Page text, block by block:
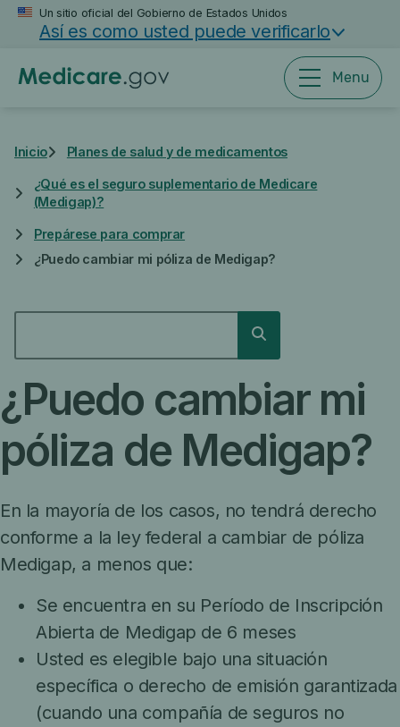
Saltar
principal
Un sitio oficial del Gobierno de Estados Unidos
Así es como usted puede verificarlo
Menu
Inicio Planes de salud y de medicamentos
¿Qué es el seguro suplementario de Medicare
(Medigap)?
Prepárese para comprar
¿Puedo cambiar mi póliza de Medigap?
Buscar
¿Puedo cambiar mi
póliza de Medigap?
En la mayoría de los casos, no tendrá derecho
conforme a la ley federal a cambiar de póliza
Medigap, a menos que:
Se encuentra en su Período de Inscripción
Abierta de Medigap de 6 meses
Usted es elegible bajo una situación
específica o derecho de emisión garantizada
(cuando una compañía de seguros no